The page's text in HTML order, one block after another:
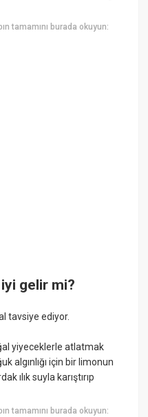
tamamını burada okuyun:
gelir mi?
tavsiye ediyor.
yiyeceklerle atlatmak
algınlığı için bir limonun
ılık suyla karıştırıp
tamamını burada okuyun: